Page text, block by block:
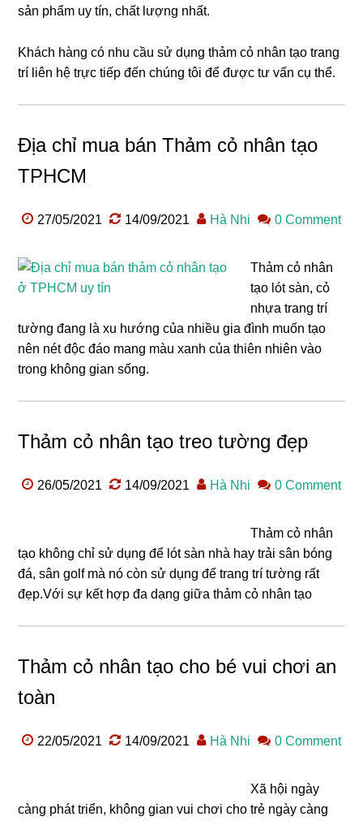
sản phẩm uy tín, chất lượng nhất.
Khách hàng có nhu cầu sử dụng thảm cỏ nhân tạo trang
trí liên hệ trực tiếp đến chúng tôi để được tư vấn cụ thể.
Địa chỉ mua bán Thảm cỏ nhân tạo
TPHCM
27/05/2021 14/09/2021 Hà Nhi 0 Comment
Thảm cỏ nhân
tạo lót sàn, cỏ
nhựa trang trí
tường đang là xu hướng của nhiều gia đình muốn tạo
nên nét độc đáo mang màu xanh của thiên nhiên vào
trong không gian sống.
Thảm cỏ nhân tạo treo tường đẹp
26/05/2021 14/09/2021 Hà Nhi 0 Comment
Thảm cỏ nhân
tạo không chỉ sử dụng để lót sàn nhà hay trải sân bóng
đá, sân golf mà nó còn sử dụng để trang trí tường rất
đẹp.Với sự kết hợp đa dạng giữa thảm cỏ nhân tạo
Thảm cỏ nhân tạo cho bé vui chơi an
toàn
22/05/2021 14/09/2021 Hà Nhi 0 Comment
Xã hội ngày
càng phát triển, không gian vui chơi cho trẻ ngày càng